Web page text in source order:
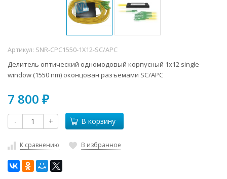
Артикул: SNR-CPC1550-1X12-SC/APC
Делитель оптический одномодовый корпусный 1х12 single
window (1550 nm) оконцован разъемами SC/APC
7 800 ₽
- + В корзину
К сравнению В избранное